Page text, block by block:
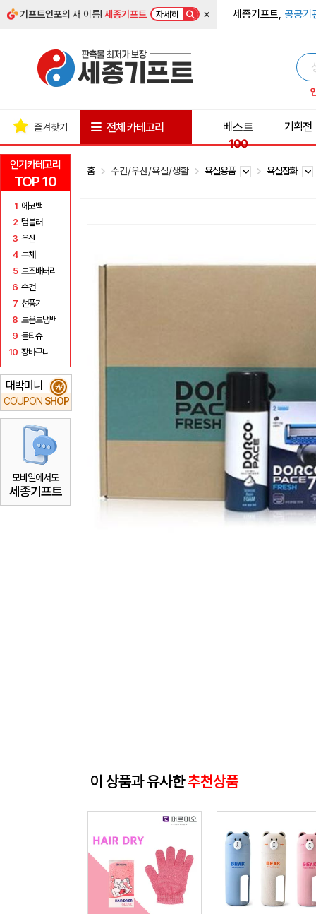
기프트인포의 새 이름!세종기프트 자세히 × 세종기프트, 공공기
인기카테고리
TOP 10
1 에코백
2 텀블러
3 우산
4 부채
5 보조배터리
6 수건
7 선풍기
8 보온보냉백
9 물티슈
10 장바구니
대박머니
COUPON SHOP
₩
모바일에서도
세종기프트
즐겨찾기 전체 카테고리
베스트
100
기획전
홈 수건/우산/욕실/생활 욕실용품 욕실잡화
이 상품과 유사한추천상품